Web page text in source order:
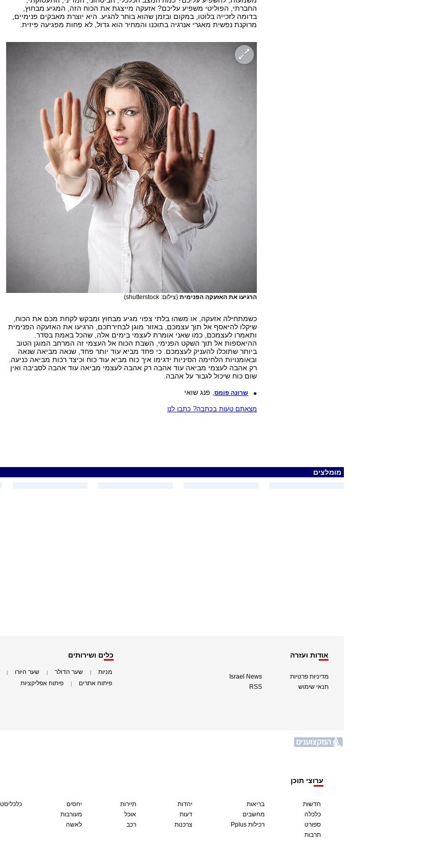
החברתי, הפוליטי משפיע עליכם? אזעקה מייצגת את הכוח הזה, המגיע מבחוץ,
בדומה לזכייה בלוטו, במקום ובזמן שהוא בוחר להגיע. היא יוצרת מאבקים פנימיים,
מרוקנת נפשית מאגרי אנרגיה בתוכנו והמחיר הוא גדול, לא פחות מפגיעה פיזית.
הרגיעו את האזעקה הפנימית (צילום: shutterstock)
כשמתחילה אזעקה, או משהו בלתי צפוי מגיע מבחוץ ומבקש לקחת מכם את הכוח,
שיקלו להיאסף אל תוך עצמכם, באזור מוגן לבחירתכם, הרגיעו את האזעקה הפנימית
ותאמרו לעצמכם, כמו שאני אומרת לעצמי בימים אלה, שהכל באמת בסדר.
ההיאספות אל תוך השקט הפנימי, השבת הכוח אל העצמי זה המרחב המוגן הטוב
ביותר שתוכלו להעניק לעצמכם. כי פחד מביא עוד יותר פחד, שנאה מביאה שנאה
ובאומנויות הלחימה הסיניות ידגימו איך כוח מביא עוד כוח וכיצד רכות מביאה כניעה.
רק אהבה לעצמי מביאה עוד אהבה רק אהבה לעצמי מביאה עוד אהבה לסביבה ואין
שום כוח שיכול לגבור על אהבה.
שרונה פומס, פנג שואי
מצאתם טעות בכתבה? כתבו לנו
מומלצים
אודות ועזרה
מדיניות פרטיות
תנאי שימוש
Israel News
RSS
כלים ושירותים
מניות שער הדולר שער היורו
פיתוח אתרים פיתוח אפליקציות
ערוצי תוכן
חדשות
כלכלה
ספורט
תרבות
בריאות
מחשבים
Pplus רכילות
יהדות
דעות
צרכנות
תיירות
אוכל
רכב
יחסים
מעורבות
לאשה
כלכליסט